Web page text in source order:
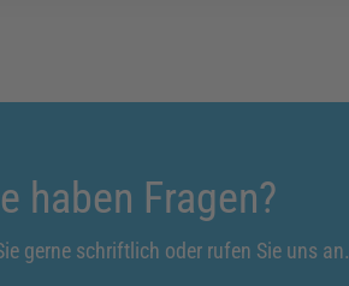
haben Fragen?
gerne schriftlich oder rufen Sie uns an.